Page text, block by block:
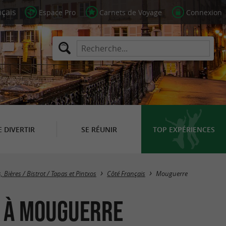
Espace Pro Carnets de Voyage Connexion
DIVERTIR SE RÉUNIR TOP EXPÉRIENCES
Masquer la carte
Bières / Bistrot / Tapas et Pintxos Côté Français Mouguerre
Mouguerre